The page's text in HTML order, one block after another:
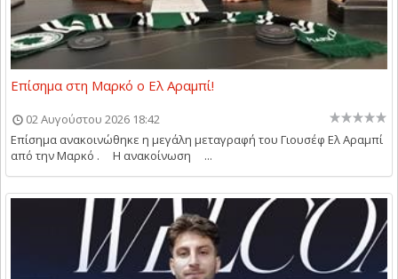
Επίσημα στη Μαρκό ο Ελ Αραμπί!
02 Αυγούστου 2026 18:42
Επίσημα ανακοινώθηκε η μεγάλη μεταγραφή του Γιουσέφ Ελ Αραμπί
από την Μαρκό . Η ανακοίνωση ...